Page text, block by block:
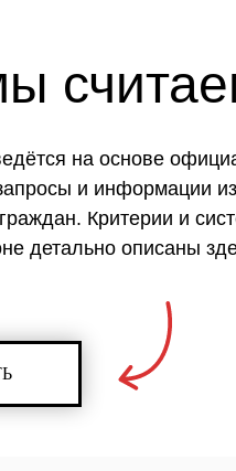
на основе
и информации
Критерии и
детально описаны